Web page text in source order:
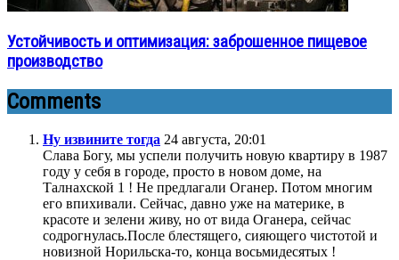
Устойчивость и оптимизация: заброшенное пищевое
производство
Comments
Ну извините тогда 24 августа, 20:01
Слава Богу, мы успели получить новую квартиру в 1987
году у себя в городе, просто в новом доме, на
Талнахской 1 ! Не предлагали Оганер. Потом многим
его впихивали. Сейчас, давно уже на материке, в
красоте и зелени живу, но от вида Оганера, сейчас
содрогнулась.После блестящего, сияющего чистотой и
новизной Норильска-то, конца восьмидесятых !